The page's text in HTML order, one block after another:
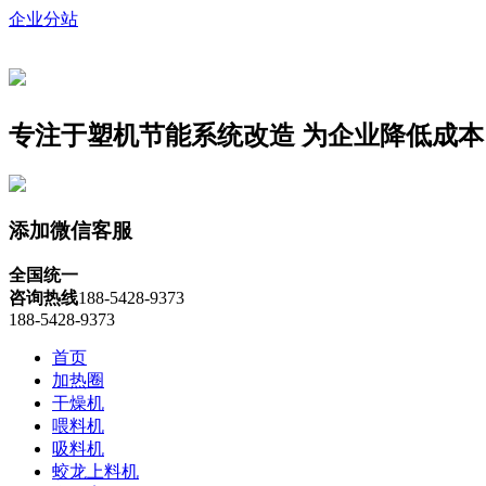
企业分站
专注于塑机节能系统改造 为企业降低成
添加微信客服
全国统一
咨询热线188-5428-9373
188-5428-9373
首页
加热圈
干燥机
喂料机
吸料机
蛟龙上料机